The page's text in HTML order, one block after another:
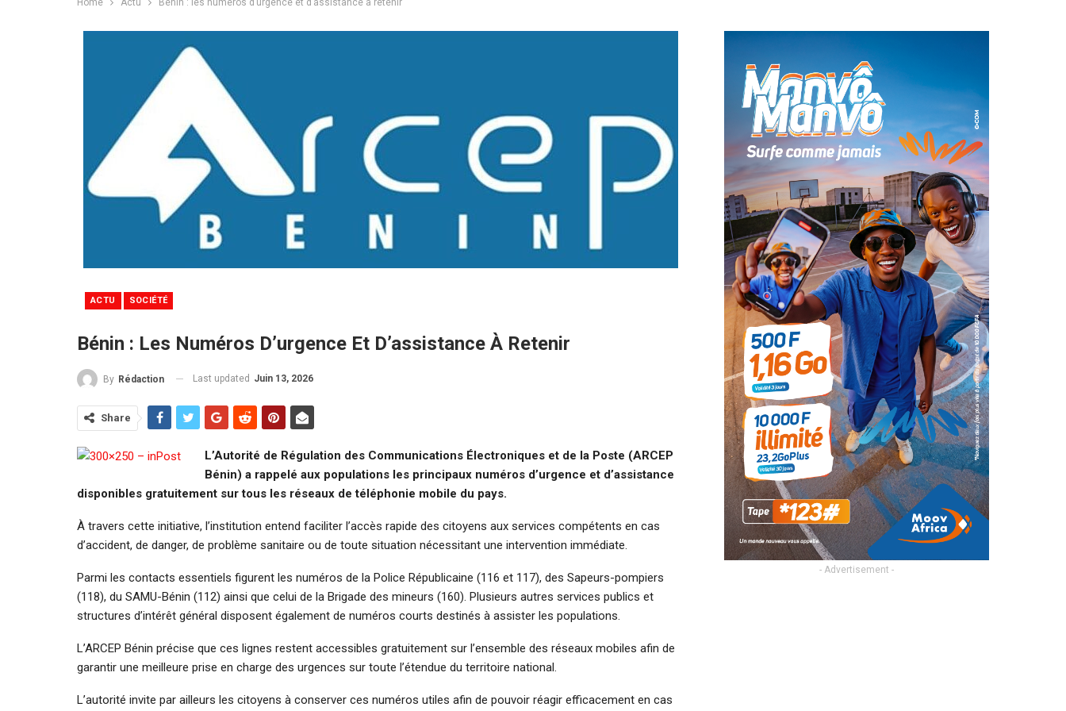
Home Actu Bénin : les numéros d’urgence et d’assistance à retenir
ACTU SOCIÉTÉ
Bénin : Les Numéros D’urgence Et D’assistance À Retenir
By Rédaction Last updated Juin 13, 2026
Share
L’Autorité de Régulation des Communications Électroniques et de la Poste (ARCEP
Bénin) a rappelé aux populations les principaux numéros d’urgence et d’assistance
disponibles gratuitement sur tous les réseaux de téléphonie mobile du pays.
À travers cette initiative, l’institution entend faciliter l’accès rapide des citoyens aux services compétents en cas
d’accident, de danger, de problème sanitaire ou de toute situation nécessitant une intervention immédiate.
Parmi les contacts essentiels figurent les numéros de la Police Républicaine (116 et 117), des Sapeurs-pompiers
(118), du SAMU-Bénin (112) ainsi que celui de la Brigade des mineurs (160). Plusieurs autres services publics et
structures d’intérêt général disposent également de numéros courts destinés à assister les populations.
L’ARCEP Bénin précise que ces lignes restent accessibles gratuitement sur l’ensemble des réseaux mobiles afin de
garantir une meilleure prise en charge des urgences sur toute l’étendue du territoire national.
L’autorité invite par ailleurs les citoyens à conserver ces numéros utiles afin de pouvoir réagir efficacement en cas
- Advertisement -